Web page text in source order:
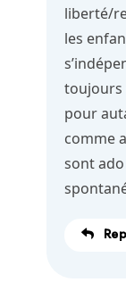
liberté/
les
toujours
pour
comme
sont